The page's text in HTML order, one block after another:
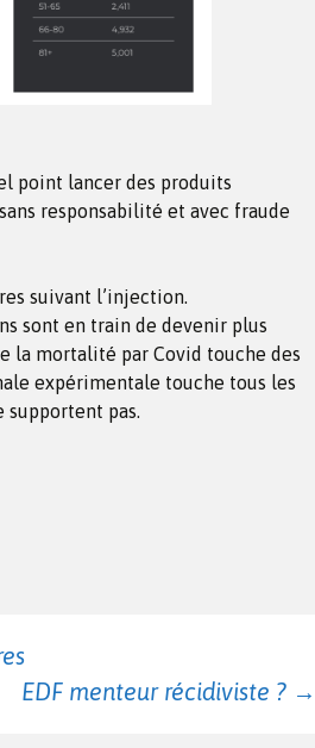
point lancer des produits
responsabilité et avec fraude
suivant l’injection.
sont en train de devenir plus
la mortalité par Covid touche des
expérimentale touche tous les
pas.
EDF menteur récidiviste ? →